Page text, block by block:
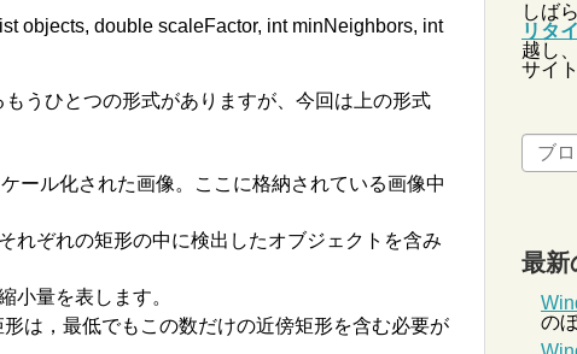
objects, double scaleFactor, int minNeighbors, int
うひとつの形式がありますが、今回は上の形式
ール化された画像。ここに格納されている画像中
れぞれの矩形の中に検出したオブジェクトを含み
小量を表します。
は，最低でもこの数だけの近傍矩形を含む必要が
しば
リタ
越し
サイ
最新
の